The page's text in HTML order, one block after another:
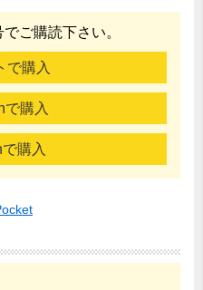
ご購読下さい。
で購入
で購入
購入